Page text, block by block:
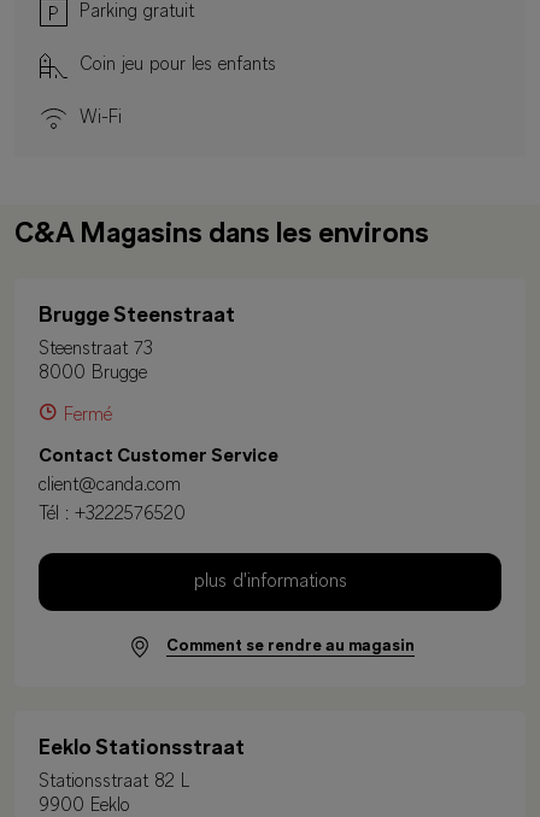
Parking gratuit
Coin jeu pour les enfants
Wi-Fi
C&A Magasins dans les environs
Brugge Steenstraat
Steenstraat 73
8000 Brugge
Fermé
Contact Customer Service
client@canda.com
Tél : +3222576520
plus d'informations
Comment se rendre au magasin
Eeklo Stationsstraat
Stationsstraat 82 L
9900 Eeklo